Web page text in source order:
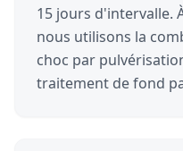
15 jours d'intervalle.
nous utilisons la
choc par
traitement de fond